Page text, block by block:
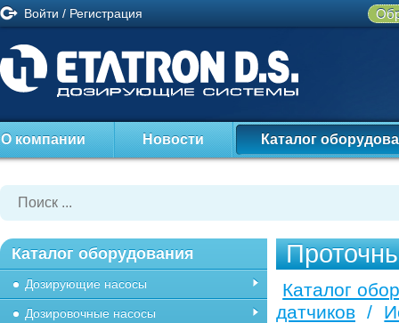
Войти / Регистрация
О компании Новости Каталог
Каталог
датчиков /
Каталог оборудования
Дозирующие насосы
Дозировочные насосы